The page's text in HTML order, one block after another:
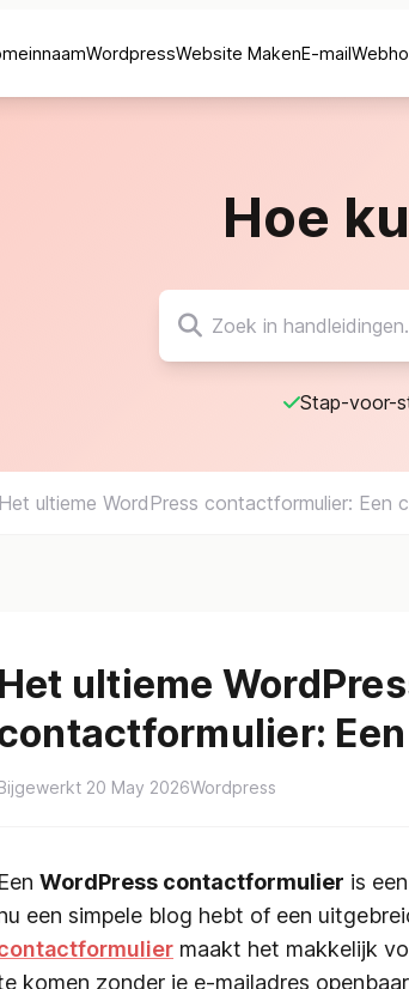
WordpressWebsite MakenE-mail
Hoe
Stap-voor-
Het ultieme WordPress contactformulier: Een
Het ultieme
20 May 2026Wordpress
Een WordPress contactformulier is
een simpele blog hebt of een
maakt het makkelijk
komen zonder je e-mailadres